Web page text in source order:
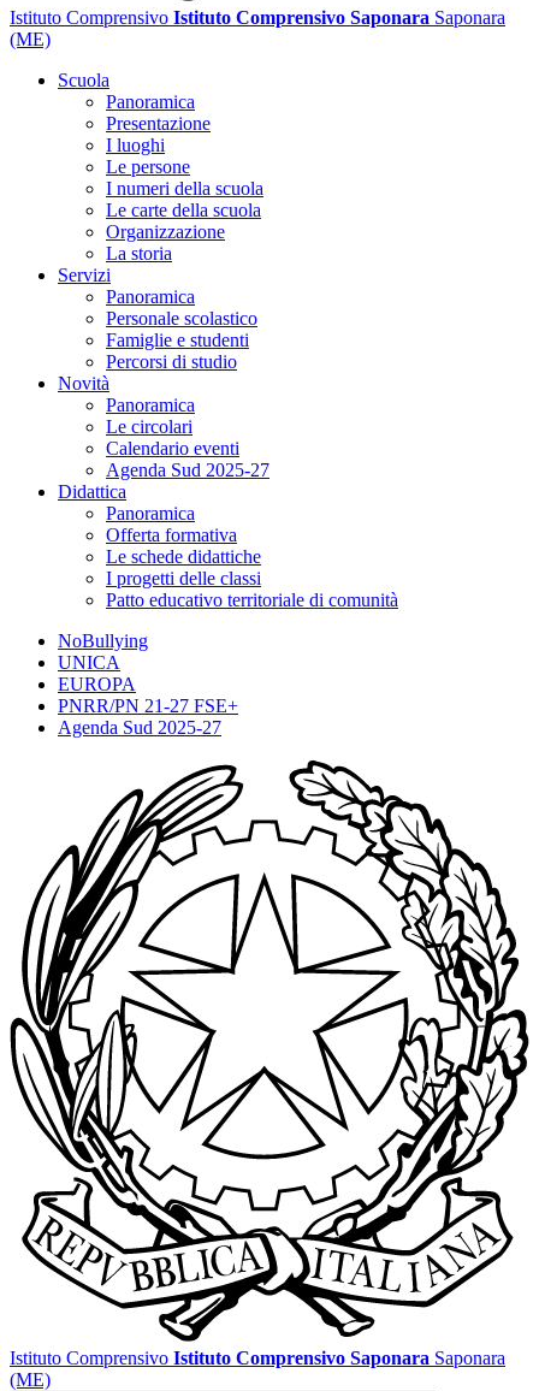
Istituto Comprensivo Istituto Comprensivo Saponara Saponara
(ME)
Scuola
Panoramica
Presentazione
I luoghi
Le persone
I numeri della scuola
Le carte della scuola
Organizzazione
La storia
Servizi
Panoramica
Personale scolastico
Famiglie e studenti
Percorsi di studio
Novità
Panoramica
Le circolari
Calendario eventi
Agenda Sud 2025-27
Didattica
Panoramica
Offerta formativa
Le schede didattiche
I progetti delle classi
Patto educativo territoriale di comunità
NoBullying
UNICA
EUROPA
PNRR/PN 21-27 FSE+
Agenda Sud 2025-27
Istituto Comprensivo Istituto Comprensivo Saponara Saponara
(ME)